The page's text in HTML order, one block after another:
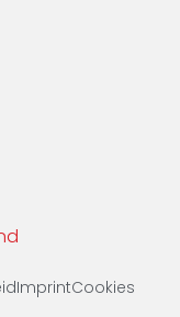
ImprintCookies